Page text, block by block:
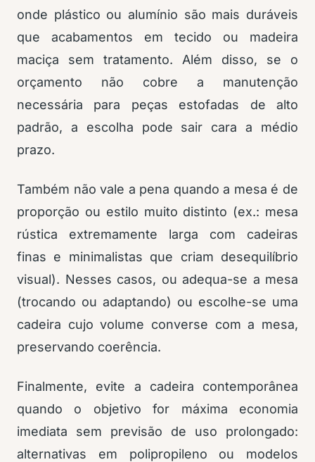
onde plástico ou alumínio são mais duráveis
que acabamentos em tecido ou madeira
maciça sem tratamento. Além disso, se o
orçamento não cobre a manutenção
necessária para peças estofadas de alto
padrão, a escolha pode sair cara a médio
prazo.
Também não vale a pena quando a mesa é de
proporção ou estilo muito distinto (ex.: mesa
rústica extremamente larga com cadeiras
finas e minimalistas que criam desequilíbrio
visual). Nesses casos, ou adequa-se a mesa
(trocando ou adaptando) ou escolhe-se uma
cadeira cujo volume converse com a mesa,
preservando coerência.
Finalmente, evite a cadeira contemporânea
quando o objetivo for máxima economia
imediata sem previsão de uso prolongado:
alternativas em polipropileno ou modelos